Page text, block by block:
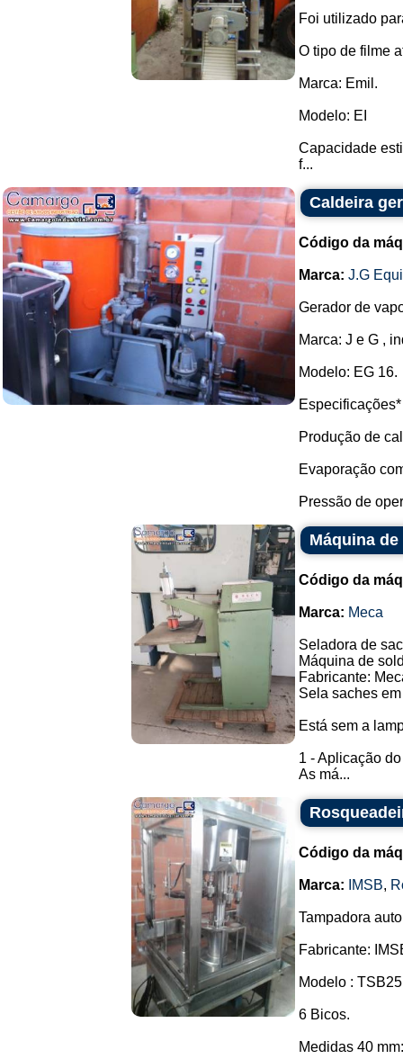
Foi utilizado
O tipo de filme
Marca: Emil.
Modelo: EI
Capacidade
f...
Caldeira
Código da
Marca: J.G
Gerador de
Marca: J e G ,
Modelo: EG 16.
Especificações*
Produção de
Evaporação
Pressão de
Máquina
Código da
Marca: Meca
Seladora de
Máquina de
Fabricante:
Sela saches
Está sem a
1 - Aplicação
As má...
Código da
Marca: IMSB,
Tampadora
Fabricante:
Modelo :
6 Bicos.
Medidas 40